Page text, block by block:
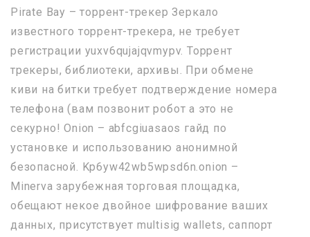
Pirate Bay – торрент-трекер Зеркало
известного торрент-трекера, не требует
регистрации yuxv6qujajqvmypv. Торрент
трекеры, библиотеки, архивы. При обмене
киви на битки требует подтверждение номера
телефона (вам позвонит робот а это не
секурно! Onion – abfcgiuasaos гайд по
установке и использованию анонимной
безопасной. Kp6yw42wb5wpsd6n.onion –
Minerva зарубежная торговая площадка,
обещают некое двойное шифрование ваших
данных, присутствует multisig wallets, саппорт